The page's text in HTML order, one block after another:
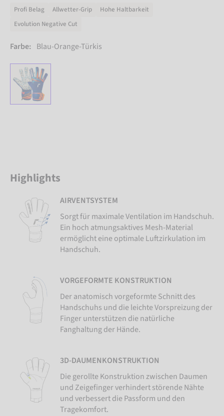
Profi Belag Allwetter-Grip
Hohe Haltbarkeit
Evolution Negative Cut
Farbe: Blau-Orange-Türkis
Highlights
AIRVENTSYSTEM
Sorgt für maximale Ventilation im Handschuh.
Ein hoch atmungsaktives Mesh-Material
ermöglicht eine optimale Luftzirkulation im
Handschuh.
VORGEFORMTE KONSTRUKTION
Der anatomisch vorgeformte Schnitt des
Handschuhs und die leichte Vorspreizung der
Finger unterstützen die natürliche
Fanghaltung der Hände.
3D-DAUMENKONSTRUKTION
Die gerollte Konstruktion zwischen Daumen
und Zeigefinger verhindert störende Nähte
und verbessert die Passform und den
Tragekomfort.